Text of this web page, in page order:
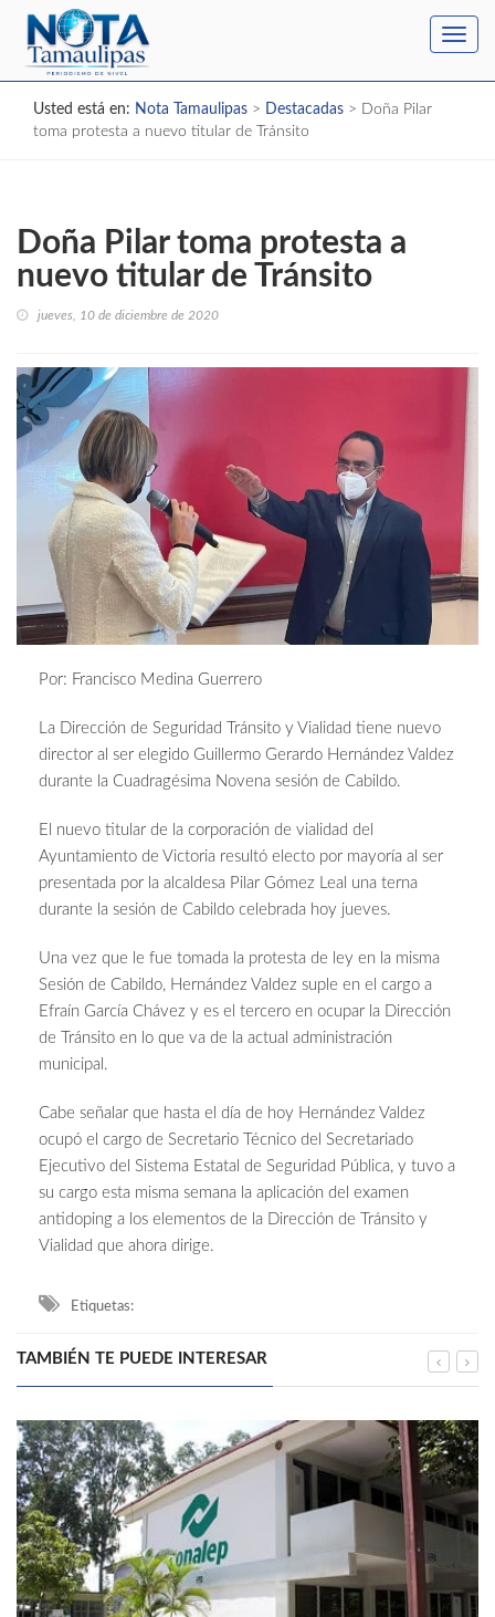
Usted está en: Nota Tamaulipas > Destacadas > Doña Pilar
toma protesta a nuevo titular de Tránsito
Doña Pilar toma protesta a
nuevo titular de Tránsito
jueves, 10 de diciembre de 2020
Por: Francisco Medina Guerrero
La Dirección de Seguridad Tránsito y Vialidad tiene nuevo
director al ser elegido Guillermo Gerardo Hernández Valdez
durante la Cuadragésima Novena sesión de Cabildo.
El nuevo titular de la corporación de vialidad del
Ayuntamiento de Victoria resultó electo por mayoría al ser
presentada por la alcaldesa Pilar Gómez Leal una terna
durante la sesión de Cabildo celebrada hoy jueves.
Una vez que le fue tomada la protesta de ley en la misma
Sesión de Cabildo, Hernández Valdez suple en el cargo a
Efraín García Chávez y es el tercero en ocupar la Dirección
de Tránsito en lo que va de la actual administración
municipal.
Cabe señalar que hasta el día de hoy Hernández Valdez
ocupó el cargo de Secretario Técnico del Secretariado
Ejecutivo del Sistema Estatal de Seguridad Pública, y tuvo a
su cargo esta misma semana la aplicación del examen
antidoping a los elementos de la Dirección de Tránsito y
Vialidad que ahora dirige.
Etiquetas:
TAMBIÉN TE PUEDE INTERESAR